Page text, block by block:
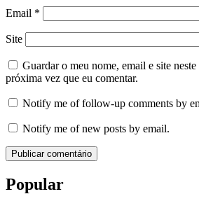
Email *
Site
Guardar o meu nome, email e site neste
próxima vez que eu comentar.
Notify me of follow-up comments by
Notify me of new posts by email.
Popular